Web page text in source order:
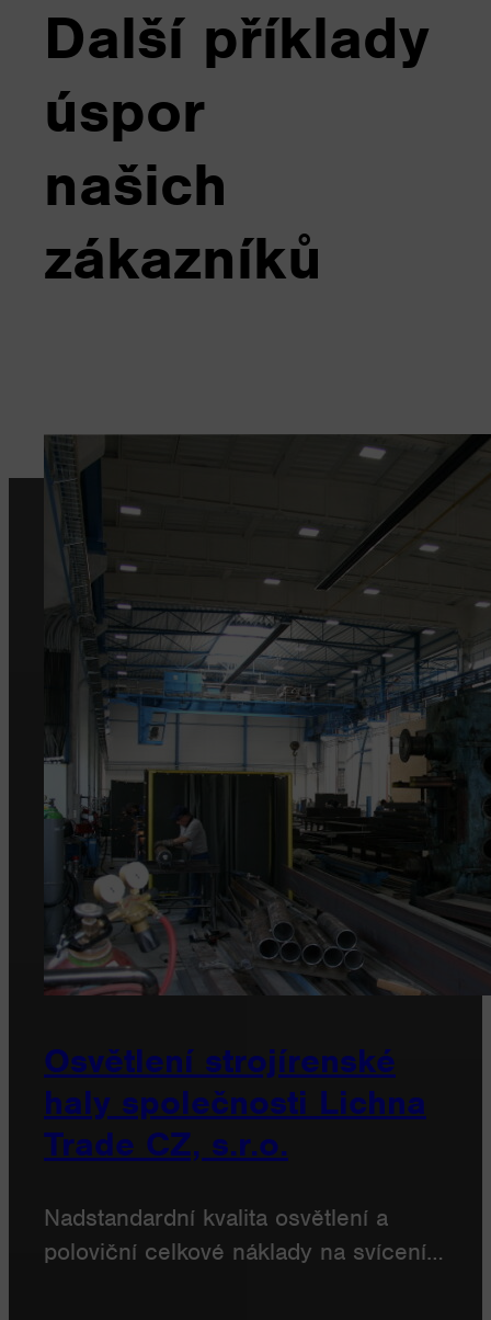
Další příklady
úspor
našich
zákazníků
Osvětlení strojírenské
haly společnosti Lichna
Trade CZ, s.r.o.
Nadstandardní kvalita osvětlení a
poloviční celkové náklady na svícení…